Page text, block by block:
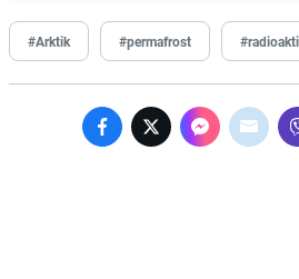
#Arktik #permafrost